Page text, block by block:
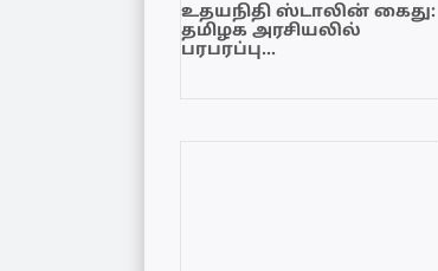
உதயநிதி ஸ்டாலின் கைது:
தமிழக அரசியலில்
பரபரப்பு…